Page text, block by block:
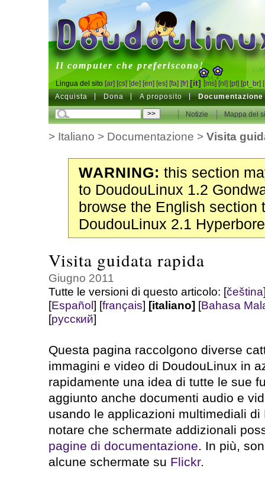
DoudouLinux
Il computer che preferiscono!
Lingua del sito [ar] [cs] [de] [en] [es] [fa] [fr] [it] [ms] [nl] [pt] [pt_br]
Acquista Dona A proposito Documentazione
Notizie Mappa del
> Italiano > Documentazione > Visita
WARNING: this section
to DoudouLinux 1.2
browse the English section
DoudouLinux 2.1
Visita guidata rapida
Giugno 2011
Tutte le versioni di questo articolo: [čeština
[Español] [français] [italiano] [Bahasa
[русский]
Questa pagina raccolgono diverse
immagini e video di DoudouLinux in
rapidamente una idea di tutte le sue
aggiunto anche documenti audio e
usando le applicazioni multimediali
notare che schermate addizionali
pagine di documentazione. In più,
alcune schermate su Flickr.